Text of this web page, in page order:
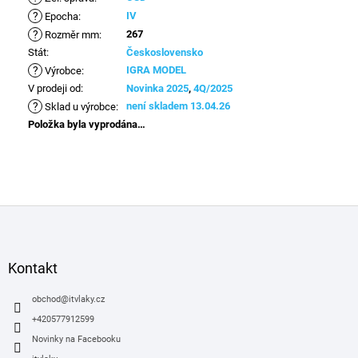
? Epocha: IV
? Rozměr mm:
267
Stát: Československo
? Výrobce:
IGRA MODEL
V prodeji od: Novinka 2025, 4Q/2025
? Sklad u výrobce:
není skladem 13.04.26
Položka byla vyprodána…
Kontakt
obchod@itvlaky.cz
+420577912599
Novinky na Facebooku